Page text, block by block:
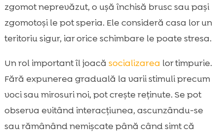
zgomot neprevăzut, o uşă închisă brusc sau paşi
zgomotoşi le pot speria. Ele consideră casa lor un
teritoriu sigur, iar orice schimbare le poate stresa.
Un rol important îl joacă socializarea lor timpurie.
Fără expunerea graduală la varii stimuli precum
voci sau mirosuri noi, pot crește reținute. Se pot
observa evitând interacțiunea, ascunzându-se
sau rămânând nemișcate până când simt că